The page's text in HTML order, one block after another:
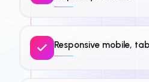
Responsive mobile,